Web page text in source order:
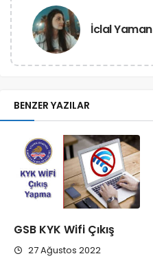
İclal Yaman
BENZER YAZILAR
GSB KYK Wifi Çıkış
27 Ağustos 2022